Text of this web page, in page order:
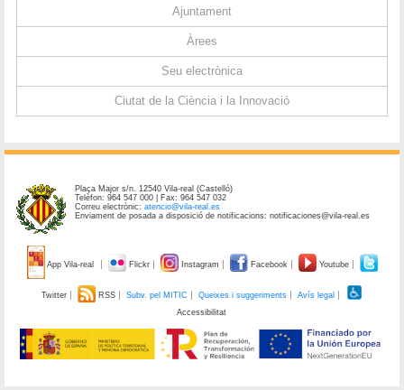
Ajuntament
Àrees
Seu electrònica
Ciutat de la Ciència i la Innovació
Plaça Major s/n. 12540 Vila-real (Castelló)
Telèfon: 964 547 000 | Fax: 964 547 032
Correu electrònic:atencio@vila-real.es
Enviament de posada a disposició de notificacions: notificaciones@vila-real.es
App Vila-real Flickr Instagram Facebook Youtube
Twitter RSS Subv. pel MITIC Queixes i suggeriments
Avís legal
Accessibilitat